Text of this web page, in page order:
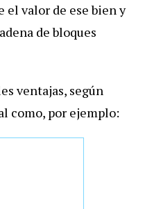
el valor de ese bien y
de bloques
ventajas, según
como, por ejemplo: